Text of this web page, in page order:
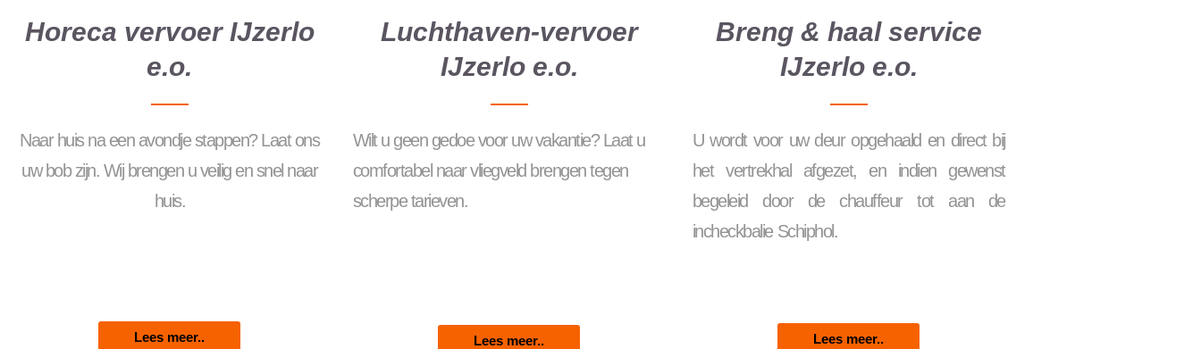
Horeca vervoer IJzerlo
e.o.
Naar huis na een avondje stappen? Laat ons
uw bob zijn. Wij brengen u veilig en snel naar
huis.
Lees meer..
Luchthaven-vervoer
IJzerlo e.o.
Wilt u geen gedoe voor uw vakantie? Laat u
comfortabel naar vliegveld brengen tegen
scherpe tarieven.
Lees meer..
Breng & haal service
IJzerlo e.o.
U wordt voor uw deur opgehaald en direct bij
het vertrekhal afgezet, en indien gewenst
begeleid door de chauffeur tot aan de
incheckbalie Schiphol.
Lees meer..